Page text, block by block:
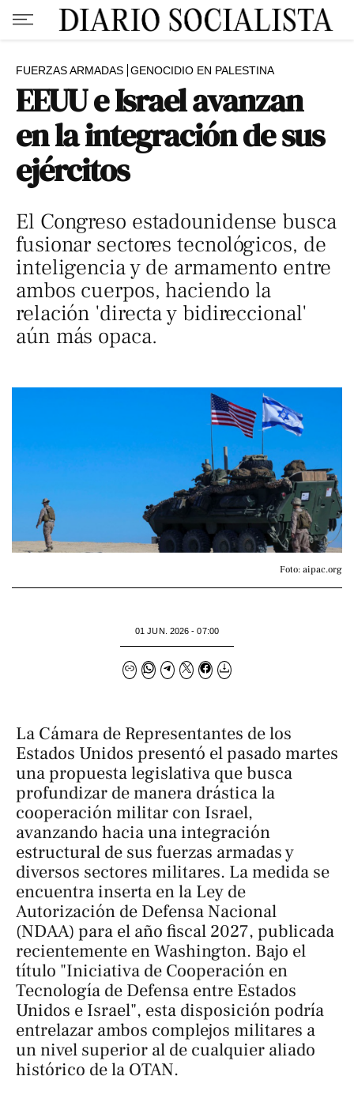
FUERZAS ARMADAS GENOCIDIO EN PALESTINA
EEUU e Israel avanzan
en la integración de sus
ejércitos
El Congreso estadounidense busca
fusionar sectores tecnológicos, de
inteligencia y de armamento entre
ambos cuerpos, haciendo la
relación 'directa y bidireccional'
aún más opaca.
Foto: aipac.org
01 JUN. 2026 - 07:00
La Cámara de Representantes de los
Estados Unidos presentó el pasado martes
una propuesta legislativa que busca
profundizar de manera drástica la
cooperación militar con Israel,
avanzando hacia una integración
estructural de sus fuerzas armadas y
diversos sectores militares. La medida se
encuentra inserta en la Ley de
Autorización de Defensa Nacional
(NDAA) para el año fiscal 2027, publicada
recientemente en Washington. Bajo el
título "Iniciativa de Cooperación en
Tecnología de Defensa entre Estados
Unidos e Israel", esta disposición podría
entrelazar ambos complejos militares a
un nivel superior al de cualquier aliado
histórico de la OTAN.